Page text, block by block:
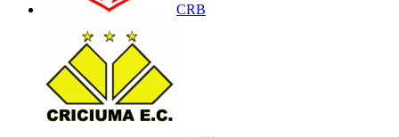
CRB